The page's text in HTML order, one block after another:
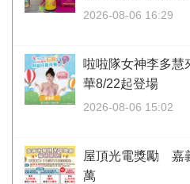
2026-08-06 16:29
啦啦隊女神李多
華8/22起登場
2026-08-06 15:02
屋頂光電獎勵 嘉
萬